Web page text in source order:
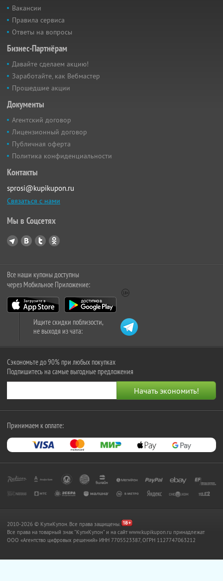
Вакансии
Правила сервиса
Ответы на вопросы
Бизнес-Партнёрам
Давайте сделаем акцию!
Заработайте, как Вебмастер
Прошедшие акции
Документы
Агентский договор
Лицензионный договор
Публичная оферта
Политика конфиденциальности
Контакты
sprosi@kupikupon.ru
Связаться с нами
Мы в Соцсетях
Все наши купоны доступны
через Мобильное Приложение:
Ищите скидки поблизости,
не выходя из чата:
Сэкономьте до 90% при любых покупках
Подпишитесь на самые выгодные предложения
Принимаем к оплате:
2010-2026 © КупиКупон. Все права защищены.
Все права на товарный знак "КупиКупон" и на сайт www.kupikupon.ru принадлежат
OOO «Агентство цифровых решений» ИНН 7705523387, ОГРН 1127747063212